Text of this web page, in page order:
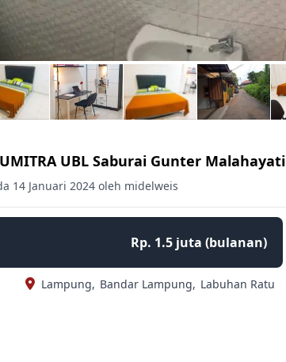
UBL Saburai Gunter Malahayati
14 Januari 2024 oleh midelweis
Rp. 1.5 juta (bulanan)
Lampung, Bandar Lampung, Labuhan Ratu